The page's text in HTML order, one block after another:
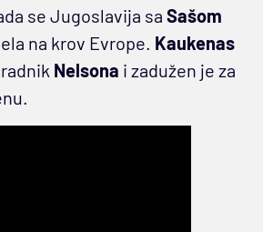
se Jugoslavija sa Sašom
na krov Evrope. Kaukenas
Nelsona i zadužen je za